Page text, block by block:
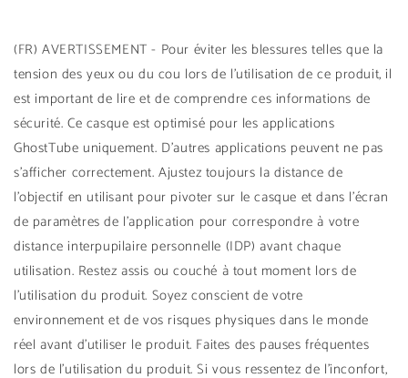
(FR) AVERTISSEMENT - Pour éviter les blessures telles que la
tension des yeux ou du cou lors de l'utilisation de ce produit, il
est important de lire et de comprendre ces informations de
sécurité. Ce casque est optimisé pour les applications
GhostTube uniquement. D'autres applications peuvent ne pas
s'afficher correctement. Ajustez toujours la distance de
l'objectif en utilisant pour pivoter sur le casque et dans l'écran
de paramètres de l'application pour correspondre à votre
distance interpupilaire personnelle (IDP) avant chaque
utilisation. Restez assis ou couché à tout moment lors de
l'utilisation du produit. Soyez conscient de votre
environnement et de vos risques physiques dans le monde
réel avant d'utiliser le produit. Faites des pauses fréquentes
lors de l'utilisation du produit. Si vous ressentez de l'inconfort,